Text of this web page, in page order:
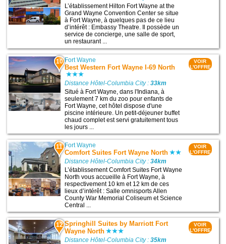
L’établissement Hilton Fort Wayne at the
Grand Wayne Convention Center se situe
à Fort Wayne, à quelques pas de ce lieu
d’intérêt : Embassy Theatre. Il possède un
service de concierge, une salle de sport,
un restaurant ...
10 Fort Wayne
Best Western Fort Wayne I-69 North
Distance Hôtel-Columbia City :33km
Situé à Fort Wayne, dans l'Indiana, à
seulement 7 km du zoo pour enfants de
Fort Wayne, cet hôtel dispose d'une
piscine intérieure. Un petit-déjeuner buffet
chaud complet est servi gratuitement tous
les jours ...
VOIR
L'OFFRE
11 Fort Wayne
Comfort Suites Fort Wayne North
Distance Hôtel-Columbia City :34km
L’établissement Comfort Suites Fort Wayne
North vous accueille à Fort Wayne, à
respectivement 10 km et 12 km de ces
lieux d’intérêt : Salle omnisports Allen
County War Memorial Coliseum et Science
Central ...
VOIR
L'OFFRE
12 Springhill Suites by Marriott Fort
Wayne North
Distance Hôtel-Columbia City :35km
VOIR
L'OFFRE